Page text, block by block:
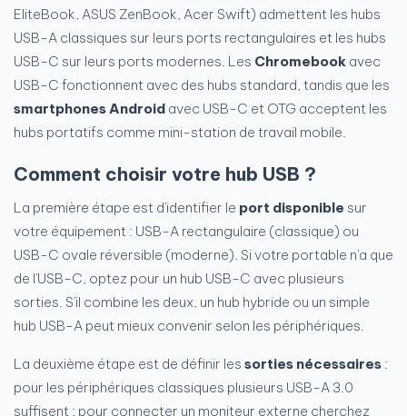
EliteBook, ASUS ZenBook, Acer Swift) admettent les hubs
USB-A classiques sur leurs ports rectangulaires et les hubs
USB-C sur leurs ports modernes. Les Chromebook avec
USB-C fonctionnent avec des hubs standard, tandis que les
smartphones Android avec USB-C et OTG acceptent les
hubs portatifs comme mini-station de travail mobile.
Comment choisir votre hub USB ?
La première étape est d'identifier le port disponible sur
votre équipement : USB-A rectangulaire (classique) ou
USB-C ovale réversible (moderne). Si votre portable n'a que
de l'USB-C, optez pour un hub USB-C avec plusieurs
sorties. S'il combine les deux, un hub hybride ou un simple
hub USB-A peut mieux convenir selon les périphériques.
La deuxième étape est de définir les sorties nécessaires :
pour les périphériques classiques plusieurs USB-A 3.0
suffisent ; pour connecter un moniteur externe cherchez